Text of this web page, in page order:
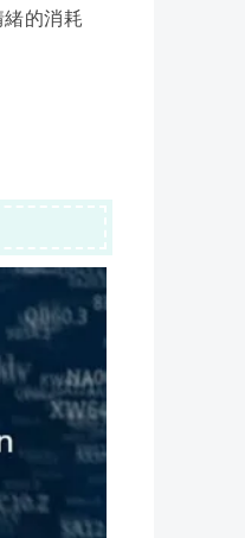
的消耗